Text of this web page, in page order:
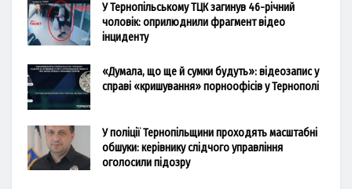
У Тернопільському ТЦК загинув 46-річний
чоловік: оприлюднили фрагмент відео
інциденту
«Думала, що ще й сумки будуть»: відеозапис у
справі «кришування» порноофісів у Тернополі
У поліції Тернопільщини проходять масштабні
обшуки: керівнику слідчого управління
оголосили підозру